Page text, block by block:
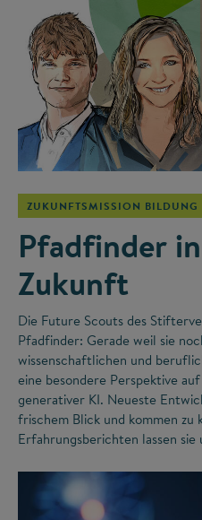
ZUKUNFTSMISSION BILDUNG
Pfadfinder
Zukunft
Die Future Scouts des
Pfadfinder: Gerade weil sie
wissenschaftlichen und
eine besondere Perspektive
generativer KI. Neueste
frischem Blick und kommen zu
Erfahrungsberichten lassen sie